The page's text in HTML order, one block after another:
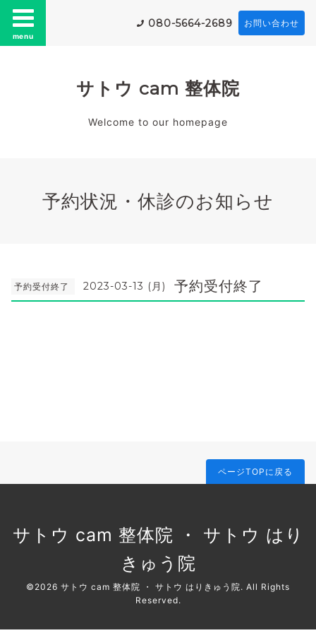
menu
080-5664-2689 お問い合わせ
サトウ cam 整体院
Welcome to our homepage
予約状況・休診のお知らせ
予約受付終了 2023-03-13 (月) 予約受付終了
ページTOPに戻る
サトウ cam 整体院 ・ サトウ はり
きゅう院
©2026 サトウ cam 整体院 ・ サトウ はりきゅう院. All Rights
Reserved.